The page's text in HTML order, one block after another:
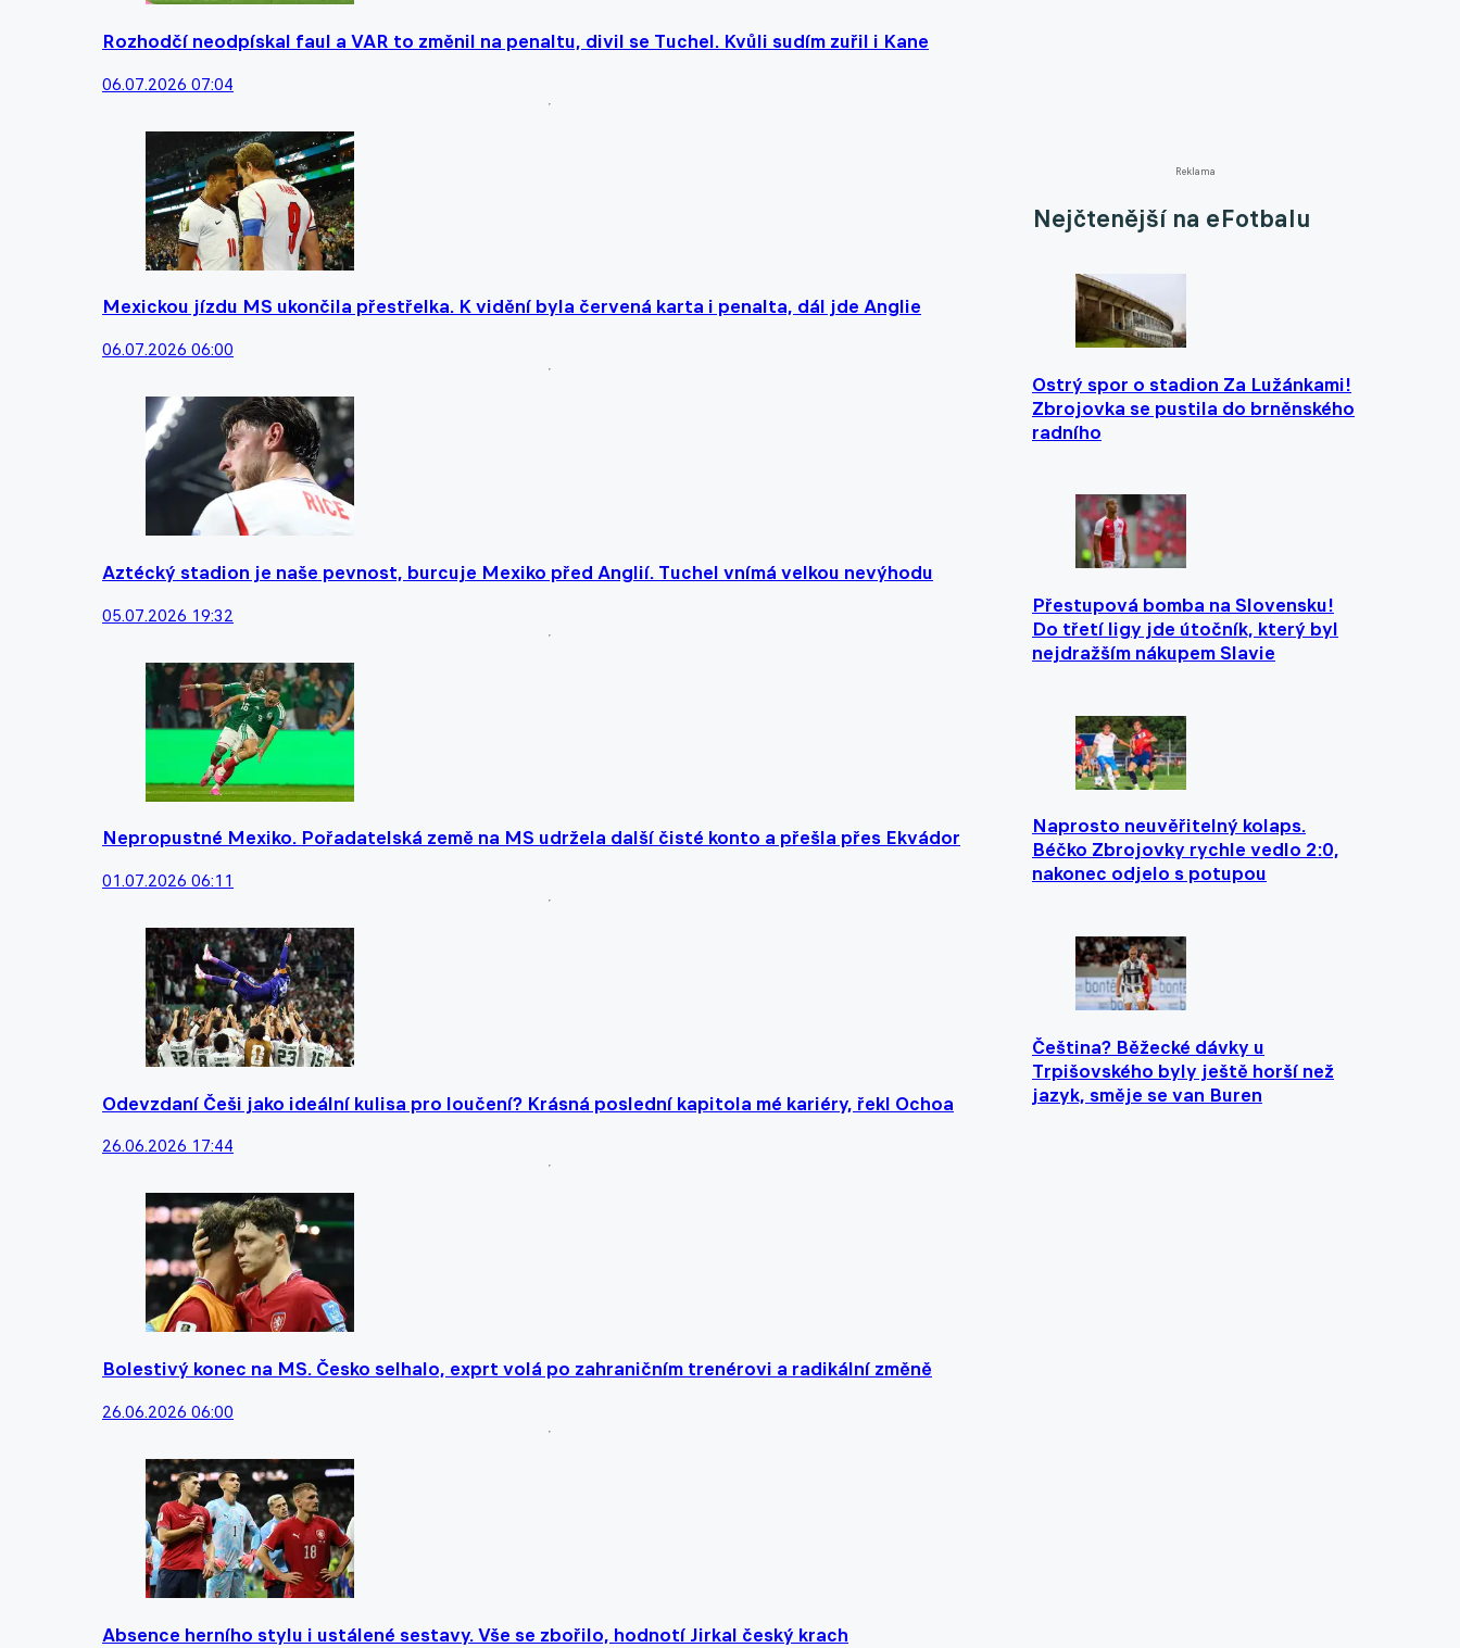
Rozhodčí neodpískal faul a VAR to změnil na penaltu, divil se Tuchel. Kvůli sudím zuřil i Kane
06.07.2026 07:04
Mexickou jízdu MS ukončila přestřelka. K vidění byla červená karta i penalta, dál jde Anglie
06.07.2026 06:00
Aztécký stadion je naše pevnost, burcuje Mexiko před Anglií. Tuchel vnímá velkou nevýhodu
05.07.2026 19:32
Nepropustné Mexiko. Pořadatelská země na MS udržela další čisté konto a přešla přes Ekvádor
01.07.2026 06:11
Odevzdaní Češi jako ideální kulisa pro loučení? Krásná poslední kapitola mé kariéry, řekl Ochoa
26.06.2026 17:44
Bolestivý konec na MS. Česko selhalo, exprt volá po zahraničním trenérovi a radikální změně
26.06.2026 06:00
Absence herního stylu i ustálené sestavy. Vše se zbořilo, hodnotí Jirkal český krach
Reklama
Nejčtenější na eFotbalu
Ostrý spor o stadion Za Lužánkami!
Zbrojovka se pustila do brněnského
radního
Přestupová bomba na Slovensku!
Do třetí ligy jde útočník, který byl
nejdražším nákupem Slavie
Naprosto neuvěřitelný kolaps.
Béčko Zbrojovky rychle vedlo 2:0,
nakonec odjelo s potupou
Čeština? Běžecké dávky u
Trpišovského byly ještě horší než
jazyk, směje se van Buren